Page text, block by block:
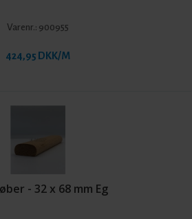
Varenr.: 900955
424,95 DKK/M
- 32 x 68 mm Eg